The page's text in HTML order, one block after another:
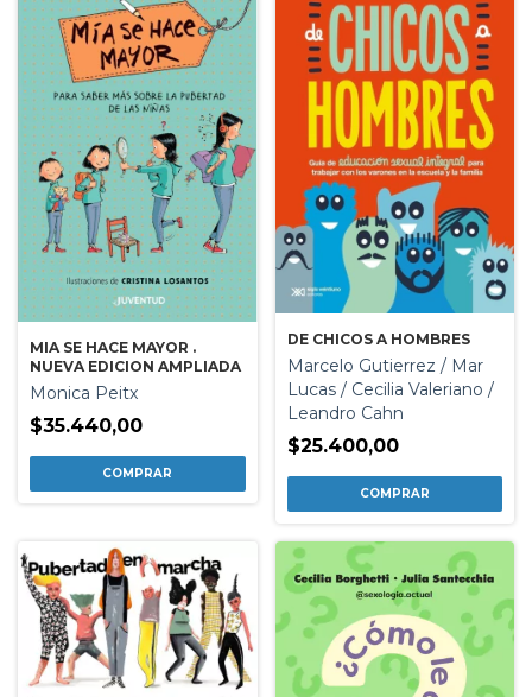
MIA SE HACE MAYOR .
NUEVA EDICION AMPLIADA
Monica Peitx
$35.440,00
DE CHICOS A HOMBRES
Marcelo Gutierrez / Mar
Lucas / Cecilia Valeriano /
Leandro Cahn
$25.400,00